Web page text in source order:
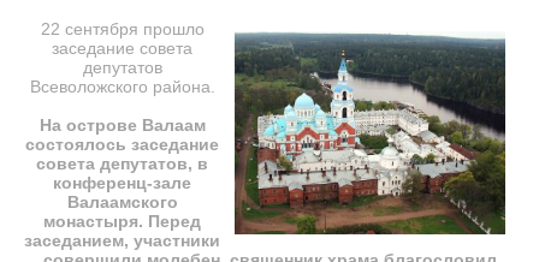
22 сентября прошло
заседание совета
депутатов
Всеволожского района.
На острове Валаам
состоялось заседание
совета депутатов, в
конференц-зале
Валаамского
монастыря. Перед
заседанием, участники